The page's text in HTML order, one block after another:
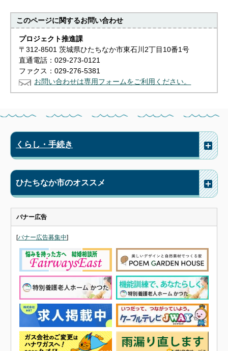
このページに関するお問い合わせ
プロジェクト推進課
〒312-8501 茨城県ひたちなか市東石川2丁目10番1号
直通電話：029-273-0121
ファクス：029-276-5381
お問い合わせは専用フォームをご利用ください。
くらし・手続き
ひたちなか市のオススメ
バナー広告
[バナー広告募集中]